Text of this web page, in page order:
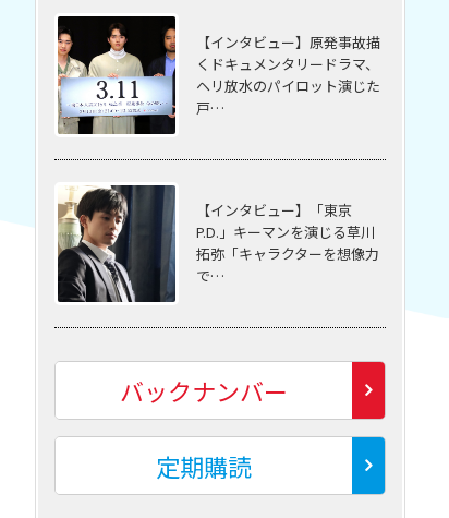
【インタビュー】原発事故描
くドキュメンタリードラマ、
ヘリ放水のパイロット演じた
戸…
【インタビュー】「東京
P.D.」キーマンを演じる草川
拓弥「キャラクターを想像力
で…
バックナンバー
定期購読